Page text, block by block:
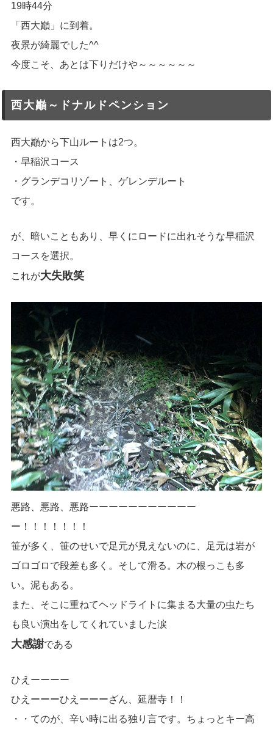
19時44分
「西大巓」に到着。
夜景が綺麗でした^^
今度こそ、あとは下りだけや～～～～～～
西大巓～ドナルドペンション
西大巓から下山ルートは2つ。
・早稲沢コース
・グランデコリゾート、ゲレンデルート
です。
が、暗いこともあり、早くにロードに出れそうな早稲沢
コースを選択。
これが大失敗笑
悪路、悪路、悪路ーーーーーーーーーーー
ー！！！！！！！
笹が多く、笹のせいで足元が見えないのに、足元は岩が
ゴロゴロで段差も多く。そして滑る。木の根っこも多
い。泥もある。
また、そこに重ねてヘッドライトに集まる大量の虫たち
も良い演出をしてくれていました涙
大感謝である
ひえーーーー
ひえーーーひえーーーざん、延暦寺！！
・・てのが、辛い時に出る独り言です。ちょっとキー高